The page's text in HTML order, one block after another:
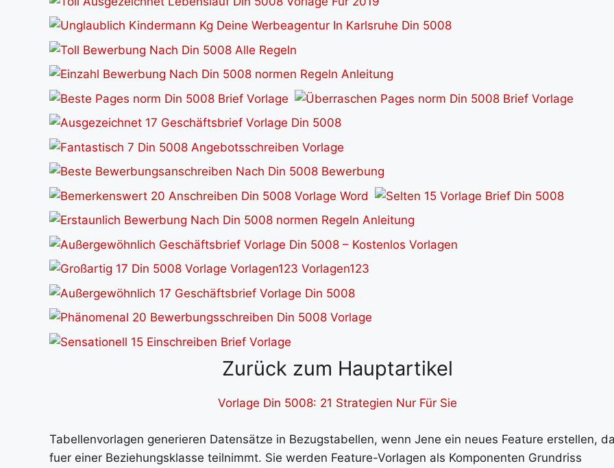
Zurück zum Hauptartikel
Vorlage Din 5008: 21 Strategien Nur Für Sie
Tabellenvorlagen generieren Datensätze in Bezugstabellen, wenn Jene ein neues Feature erstellen,
fuer einer Beziehungsklasse teilnimmt. Sie werden Feature-Vorlagen als Komponenten Grundriss